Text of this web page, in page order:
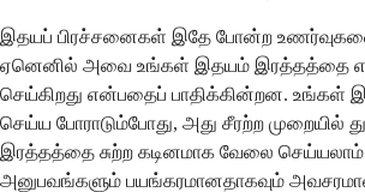
இதயப் பிரச்சனைகள் இதே போன்ற
ஏனெனில் அவை உங்கள் இதயம் இரத்தத்தை
செய்கிறது என்பதைப் பாதிக்கின்றன. உங்கள்
செய்ய போராடும்போது, அது சீரற்ற முறையில்
இரத்தத்தை சுற்ற கடினமாக வேலை
அனுபவங்களும் பயங்கரமானதாகவும்